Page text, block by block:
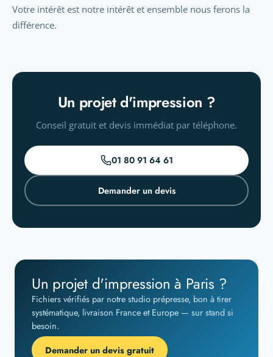
Votre intérêt est notre intérêt et ensemble nous ferons la
différence.
Un projet d'impression ?
Conseil gratuit et devis immédiat par téléphone.
01 80 91 64 61
Demander un devis
Un projet d'impression à Paris ?
Fichiers vérifiés par notre studio prépresse, bon à tirer
systématique, livraison France et Europe — sur stand si
besoin.
Demander un devis gratuit